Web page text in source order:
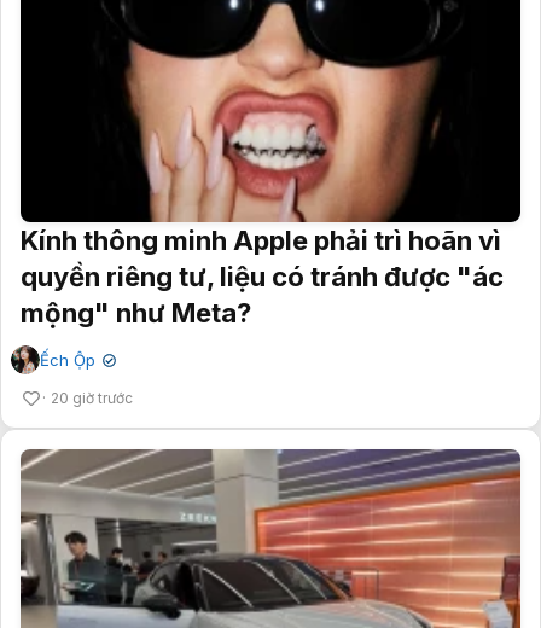
Kính thông minh Apple phải trì hoãn vì
quyền riêng tư, liệu có tránh được "ác
mộng" như Meta?
Ếch Ộp ✔
20 giờ trước